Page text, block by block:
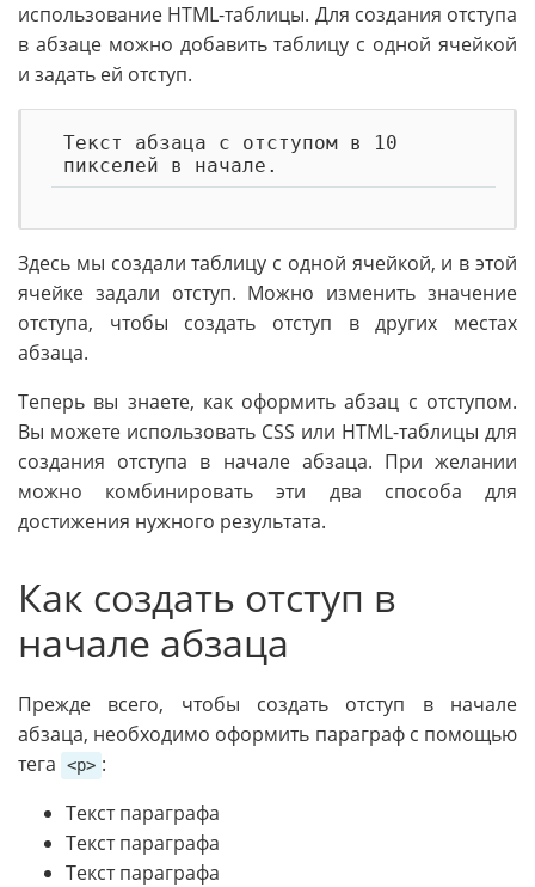
использование HTML-таблицы. Для создания отступа
в абзаце можно добавить таблицу с одной ячейкой
и задать ей отступ.
Текст абзаца с отступом в 10
пикселей в начале.
Здесь мы создали таблицу с одной ячейкой, и в этой
ячейке задали отступ. Можно изменить значение
отступа, чтобы создать отступ в других местах
абзаца.
Теперь вы знаете, как оформить абзац с отступом.
Вы можете использовать CSS или HTML-таблицы для
создания отступа в начале абзаца. При желании
можно комбинировать эти два способа для
достижения нужного результата.
Как создать отступ в
начале абзаца
Прежде всего, чтобы создать отступ в начале
абзаца, необходимо оформить параграф с помощью
тега
<p> :
Текст параграфа
Текст параграфа
Текст параграфа